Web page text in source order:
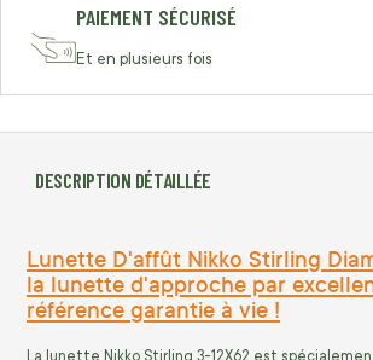
PAIEMENT SÉCURISÉ
Et en plusieurs fois
DESCRIPTION DÉTAILLÉE
Lunette D'affût Nikko Stirling
la lunette d'approche par
référence garantie à vie !
La lunette Nikko Stirling 3-12X62 est